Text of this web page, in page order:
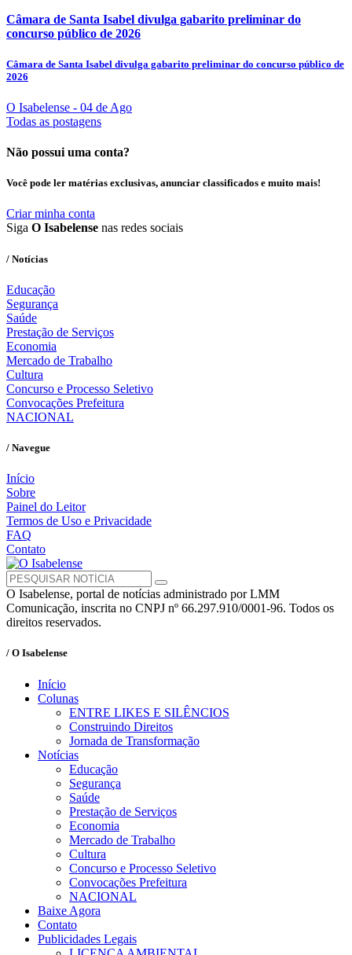
Câmara de Santa Isabel divulga gabarito preliminar do
concurso público de 2026
Câmara de Santa Isabel divulga gabarito preliminar do concurso público de
2026
O Isabelense - 04 de Ago
Todas as postagens
Não possui uma conta?
Você pode ler matérias exclusivas, anunciar classificados e muito mais!
Criar minha conta
Siga O Isabelense nas redes sociais
/ Notícias
Educação
Segurança
Saúde
Prestação de Serviços
Economia
Mercado de Trabalho
Cultura
Concurso e Processo Seletivo
Convocações Prefeitura
NACIONAL
/ Navegue
Início
Sobre
Painel do Leitor
Termos de Uso e Privacidade
FAQ
Contato
O Isabelense, portal de notícias administrado por LMM
Comunicação, inscrita no CNPJ nº 66.297.910/0001-96. Todos os
direitos reservados.
/ O Isabelense
Início
Colunas
ENTRE LIKES E SILÊNCIOS
Construindo Direitos
Jornada de Transformação
Notícias
Educação
Segurança
Saúde
Prestação de Serviços
Economia
Mercado de Trabalho
Cultura
Concurso e Processo Seletivo
Convocações Prefeitura
NACIONAL
Baixe Agora
Contato
Publicidades Legais